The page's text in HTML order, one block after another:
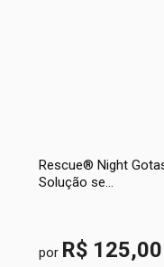
Rescue® Night
Solução se...
por R$ 125,00